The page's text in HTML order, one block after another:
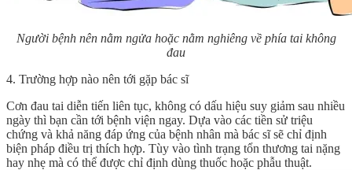
Người bệnh nên nằm ngửa hoặc nằm nghiêng về phía tai không
đau
4. Trường hợp nào nên tới gặp bác sĩ
Cơn đau tai diễn tiến liên tục, không có dấu hiệu suy giảm sau nhiều
ngày thì bạn cần tới bệnh viện ngay. Dựa vào các tiền sử triệu
chứng và khả năng đáp ứng của bệnh nhân mà bác sĩ sẽ chỉ định
biện pháp điều trị thích hợp. Tùy vào tình trạng tổn thương tai nặng
hay nhẹ mà có thể được chỉ định dùng thuốc hoặc phẫu thuật.